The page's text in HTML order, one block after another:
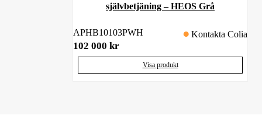
självbetjäning – HEOS Grå
APHB10103PWH Kontakta Colia
102 000 kr
Visa produkt